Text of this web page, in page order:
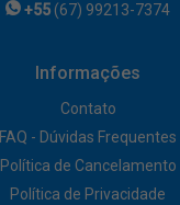
+55 (67) 99213-7374
Informações
Contato
FAQ - Dúvidas Frequentes
Política de Cancelamento
Política de Privacidade